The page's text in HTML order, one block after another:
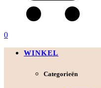
0
WINKEL
Categorieën